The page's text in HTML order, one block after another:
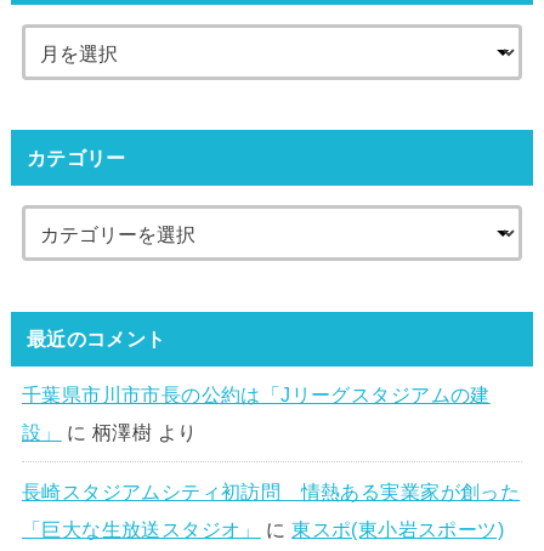
カテゴリー
最近のコメント
千葉県市川市市長の公約は「Jリーグスタジアムの建
設」
に 柄澤樹 より
長崎スタジアムシティ初訪問 情熱ある実業家が創った
「巨大な生放送スタジオ」
に東スポ(東小岩スポーツ)